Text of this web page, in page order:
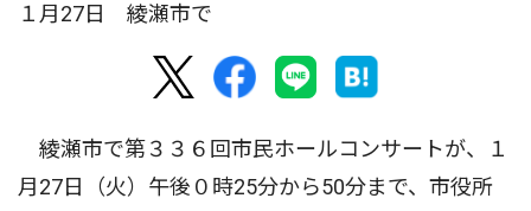
１月27日 綾瀬市で
綾瀬市で第３３６回市民ホールコンサートが、１
月27日（火）午後０時25分から50分まで、市役所